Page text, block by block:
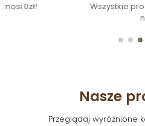
Wszystkie produkty z
Nasze
Przeglądaj wyróżnione